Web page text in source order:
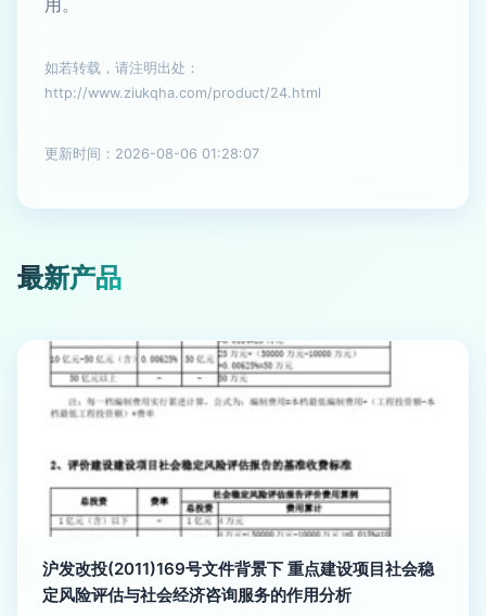
用。
如若转载，请注明出处：
http://www.ziukqha.com/product/24.html
更新时间：2026-08-06 01:28:07
最新产品
沪发改投(2011)169号文件背景下 重点建设项目社会稳
定风险评估与社会经济咨询服务的作用分析